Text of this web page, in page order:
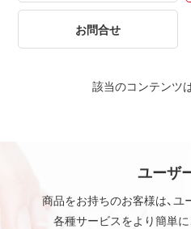
お問合せ
該当のコンテンツ
ユーザ
商品をお持ちのお客様は、
各種サービスをより簡単